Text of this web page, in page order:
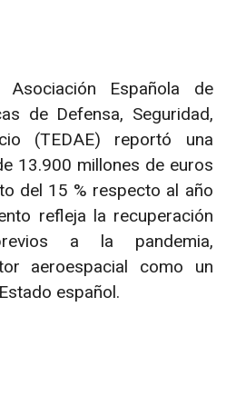
Española de
de Defensa, Seguridad,
(TEDAE) reportó una
13.900 millones de euros
del 15 % respecto al año
refleja la recuperación
a la pandemia,
aeroespacial como un
español.